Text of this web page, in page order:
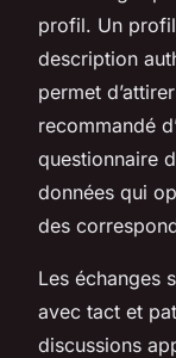
profil. Un
description
permet
recommandé
questionnaire
données qui
des
Les échanges
avec tact et
discussions